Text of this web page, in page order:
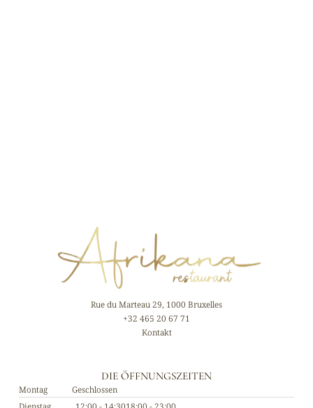
Rue du Marteau 29, 1000 Bruxelles
+32 465 20 67 71
Kontakt
DIE ÖFFNUNGSZEITEN
Montag
Geschlossen